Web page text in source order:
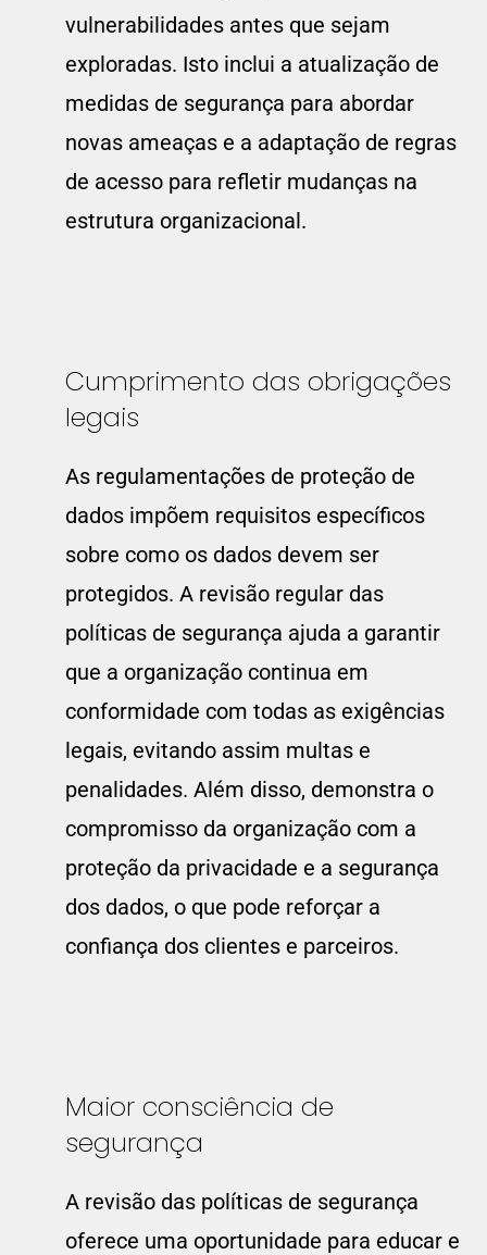
vulnerabilidades antes que sejam
exploradas. Isto inclui a atualização de
medidas de segurança para abordar
novas ameaças e a adaptação de regras
de acesso para refletir mudanças na
estrutura organizacional.
Cumprimento das obrigações
legais
As regulamentações de proteção de
dados impõem requisitos específicos
sobre como os dados devem ser
protegidos. A revisão regular das
políticas de segurança ajuda a garantir
que a organização continua em
conformidade com todas as exigências
legais, evitando assim multas e
penalidades. Além disso, demonstra o
compromisso da organização com a
proteção da privacidade e a segurança
dos dados, o que pode reforçar a
confiança dos clientes e parceiros.
Maior consciência de
segurança
A revisão das políticas de segurança
oferece uma oportunidade para educar e